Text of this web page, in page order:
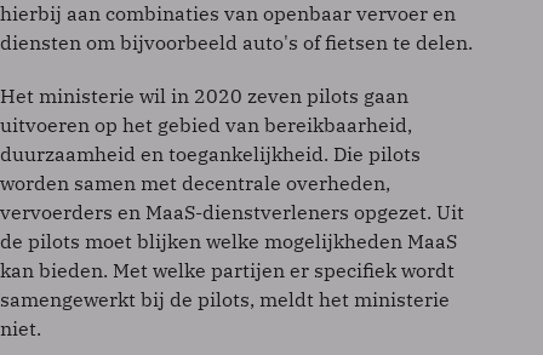
hierbij aan combinaties van openbaar vervoer en
diensten om bijvoorbeeld auto's of fietsen te delen.
Het ministerie wil in 2020 zeven pilots gaan
uitvoeren op het gebied van bereikbaarheid,
duurzaamheid en toegankelijkheid. Die pilots
worden samen met decentrale overheden,
vervoerders en MaaS-dienstverleners opgezet. Uit
de pilots moet blijken welke mogelijkheden MaaS
kan bieden. Met welke partijen er specifiek wordt
samengewerkt bij de pilots, meldt het ministerie
niet.